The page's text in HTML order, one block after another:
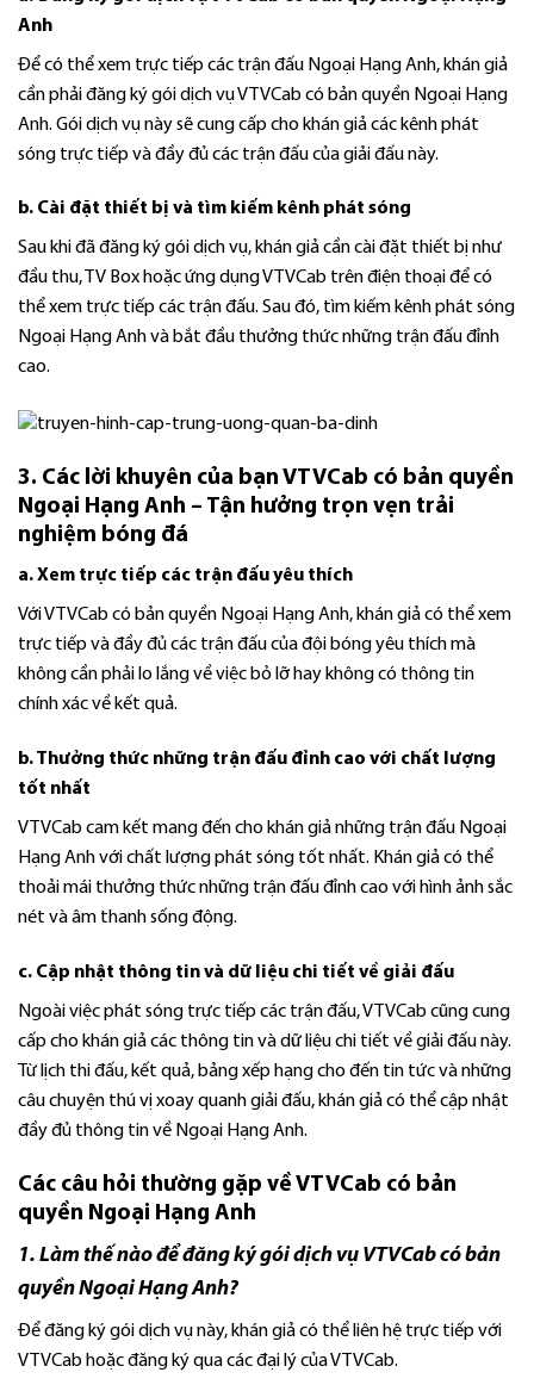
Anh
Để có thể xem trực tiếp các trận đấu Ngoại Hạng Anh, khán giả
cần phải đăng ký gói dịch vụ VTVCab có bản quyền Ngoại Hạng
Anh. Gói dịch vụ này sẽ cung cấp cho khán giả các kênh phát
sóng trực tiếp và đầy đủ các trận đấu của giải đấu này.
b. Cài đặt thiết bị và tìm kiếm kênh phát sóng
Sau khi đã đăng ký gói dịch vụ, khán giả cần cài đặt thiết bị như
đầu thu, TV Box hoặc ứng dụng VTVCab trên điện thoại để có
thể xem trực tiếp các trận đấu. Sau đó, tìm kiếm kênh phát sóng
Ngoại Hạng Anh và bắt đầu thưởng thức những trận đấu đỉnh
cao.
3. Các lời khuyên của bạn VTVCab có bản quyền
Ngoại Hạng Anh – Tận hưởng trọn vẹn trải
nghiệm bóng đá
a. Xem trực tiếp các trận đấu yêu thích
Với VTVCab có bản quyền Ngoại Hạng Anh, khán giả có thể xem
trực tiếp và đầy đủ các trận đấu của đội bóng yêu thích mà
không cần phải lo lắng về việc bỏ lỡ hay không có thông tin
chính xác về kết quả.
b. Thưởng thức những trận đấu đỉnh cao với chất lượng
tốt nhất
VTVCab cam kết mang đến cho khán giả những trận đấu Ngoại
Hạng Anh với chất lượng phát sóng tốt nhất. Khán giả có thể
thoải mái thưởng thức những trận đấu đỉnh cao với hình ảnh sắc
nét và âm thanh sống động.
c. Cập nhật thông tin và dữ liệu chi tiết về giải đấu
Ngoài việc phát sóng trực tiếp các trận đấu, VTVCab cũng cung
cấp cho khán giả các thông tin và dữ liệu chi tiết về giải đấu này.
Từ lịch thi đấu, kết quả, bảng xếp hạng cho đến tin tức và những
câu chuyện thú vị xoay quanh giải đấu, khán giả có thể cập nhật
đầy đủ thông tin về Ngoại Hạng Anh.
Các câu hỏi thường gặp về VTVCab có bản
quyền Ngoại Hạng Anh
1. Làm thế nào để đăng ký gói dịch vụ VTVCab có bản
quyền Ngoại Hạng Anh?
Để đăng ký gói dịch vụ này, khán giả có thể liên hệ trực tiếp với
VTVCab hoặc đăng ký qua các đại lý của VTVCab.